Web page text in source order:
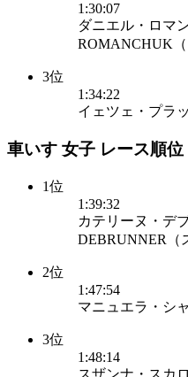
1:30:07
ダニエル・ロマ
ROMANCHUK（
3位
1:34:22
イェツェ・プラ
車いす 女子 レース順位
1位
1:39:32
カテリーヌ・デ
DEBRUNNER
2位
1:47:54
マニュエラ・シ
3位
1:48:14
スザンナ・スカ